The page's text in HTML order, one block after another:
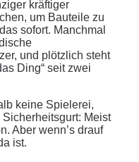
kräftiger
um Bauteile zu
sofort. Manchmal
und plötzlich steht
Ding“ seit zwei
keine Spielerei,
Meist
Aber wenn’s drauf
ist.